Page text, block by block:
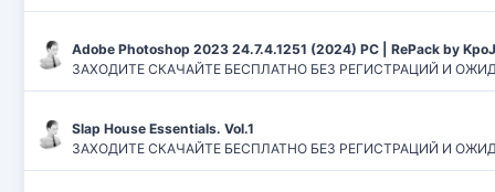
Adobe Photoshop 2023 24.7.4.1251 (2024) PC | RePack by
ЗАХОДИТЕ СКАЧАЙТЕ БЕСПЛАТНО БЕЗ РЕГИСТРАЦИЙ И
Slap House Essentials. Vol.1
ЗАХОДИТЕ СКАЧАЙТЕ БЕСПЛАТНО БЕЗ РЕГИСТРАЦИЙ И